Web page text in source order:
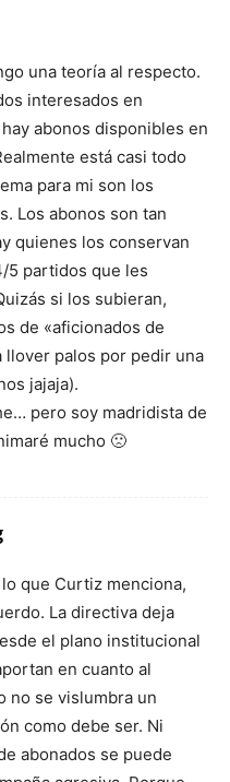
una teoría al respecto.
interesados en
abonos disponibles en
está casi todo
para mi son los
Los abonos son tan
quienes los conservan
5 partidos que les
si los subieran,
de «aficionados de
llover palos por pedir una
jajaja).
pero soy madridista de
mucho 🙁
que Curtiz menciona,
La directiva deja
el plano institucional
en cuanto al
no se vislumbra un
como debe ser. Ni
abonados se puede